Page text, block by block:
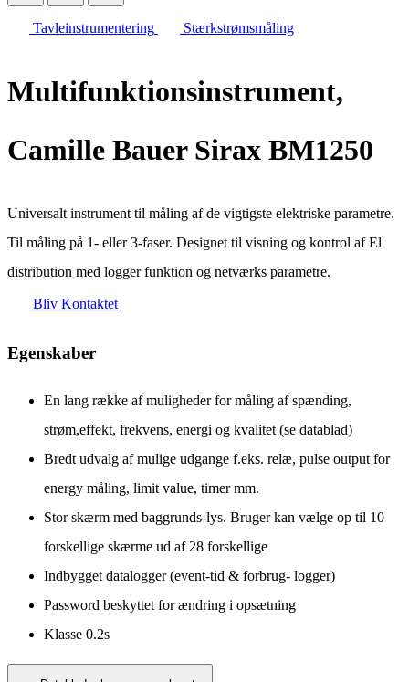
Tavleinstrumentering Stærkstrømsmåling
Multifunktionsinstrument,
Camille Bauer Sirax BM1250
Universalt instrument til måling af de vigtigste elektriske parametre.
Til måling på 1- eller 3-faser. Designet til visning og kontrol af El
distribution med logger funktion og netværks parametre.
Bliv Kontaktet
Egenskaber
En lang række af muligheder for måling af spænding,
strøm,effekt, frekvens, energi og kvalitet (se datablad)
Bredt udvalg af mulige udgange f.eks. relæ, pulse output for
energy måling, limit value, timer mm.
Stor skærm med baggrunds-lys. Bruger kan vælge op til 10
forskellige skærme ud af 28 forskellige
Indbygget datalogger (event-tid & forbrug- logger)
Password beskyttet for ændring i opsætning
Klasse 0.2s